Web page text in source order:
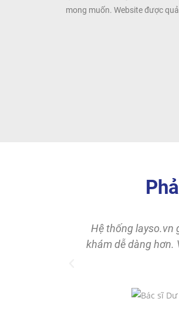
mong muốn. Website được
Hệ thống layso.vn
khám dễ dàng hơn.